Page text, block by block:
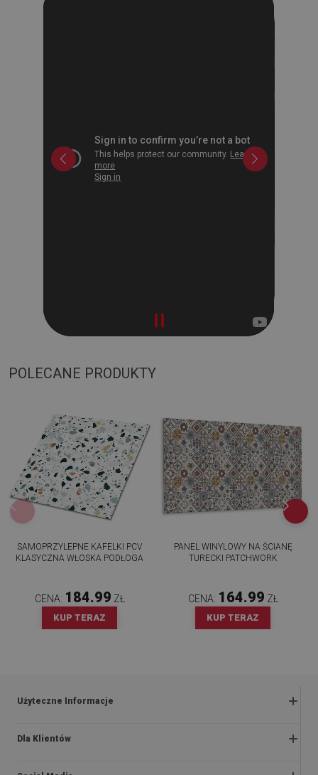
POLECANE PRODUKTY
SAMOPRZYLEPNE KAFELKI PCV
KLASYCZNA WŁOSKA PODŁOGA
CENA: 184.99 ZŁ
KUP TERAZ
PANEL WINYLOWY NA ŚCIANĘ
TURECKI PATCHWORK
CENA: 164.99 ZŁ
KUP TERAZ
Użyteczne Informacje
Zwroty i reklamacje
Polityka prywatności i cookies
Dla Klientów
O nas